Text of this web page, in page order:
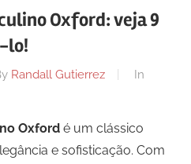
Oxford: veja 9
lo!
Randall Gutierrez
In
Oxford é um clássico
e sofisticação. Com